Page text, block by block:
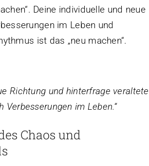
Deine individuelle und neue
im Leben und
ist das „neu machen“.
Richtung und hinterfrage veraltete
im Leben.“
Chaos und